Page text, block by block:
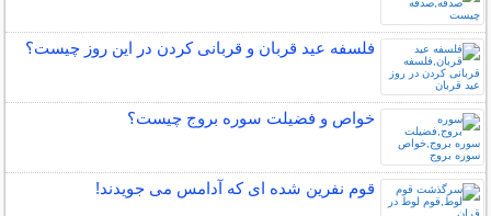
فلسفه عید قربان و قربانی کردن در این روز چیست؟
خواص و فضیلت سوره بروج چیست؟
قوم نفرین شده ای که آدامس می جویدند!